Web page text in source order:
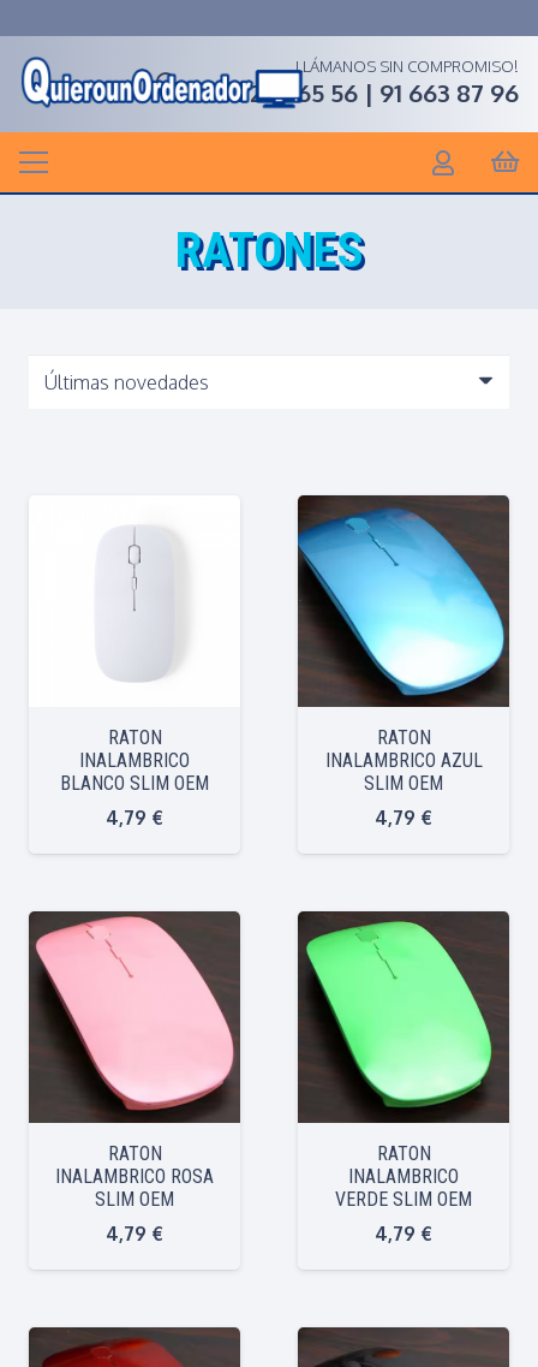
LLÁMANOS SIN COMPROMISO!
91 268 65 56 | 91 663 87 96
RATONES
RATON
INALAMBRICO
BLANCO SLIM OEM
4,79 €
RATON
INALAMBRICO AZUL
SLIM OEM
4,79 €
RATON
INALAMBRICO ROSA
SLIM OEM
4,79 €
RATON
INALAMBRICO
VERDE SLIM OEM
4,79 €